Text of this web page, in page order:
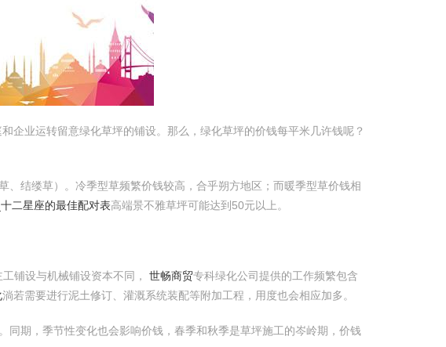
企业运转留意绿化草坪的铺设。那么，绿化草坪的价钱每平米几许钱呢？
结缕草）。冷季型草频繁价钱较高，合乎朔方地区；而暖季型草价钱相
二星座的最佳配对表高端景不雅草坪可能达到50元以上。
铺设与机械铺设资本不同， 世畅商贸专科绿化公司提供的工作频繁包含
淌若需要进行泥土修订、灌溉系统装配等附加工程，用度也会相应加多。
期，季节性变化也会影响价钱，春季和秋季是草坪施工的岑岭期，价钱